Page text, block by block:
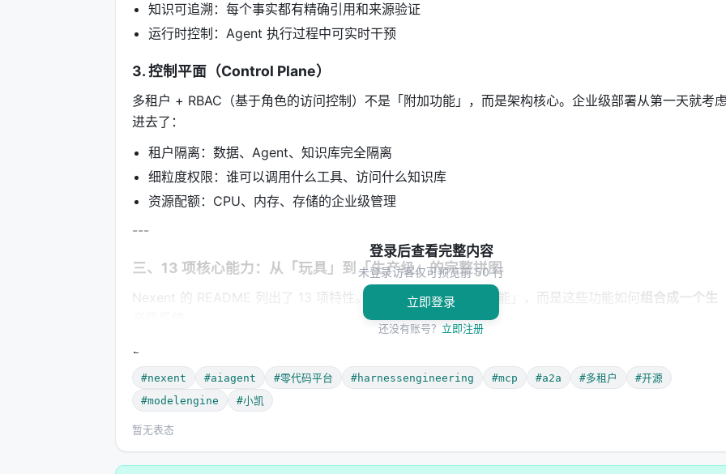
知识可追溯：每个事实都有精确引用和来源验证
运行时控制：Agent 执行过程中可实时干预
3. 控制平面（Control Plane）
多租户 + RBAC（基于角色的访问控制）不是「附加功能」，而是架构核心。企业级部署从第一天就考
进去了：
租户隔离：数据、Agent、知识库完全隔离
细粒度权限：谁可以调用什么工具、访问什么知识库
资源配额：CPU、内存、存储的企业级管理
---
三、13 项核心能力：从「玩具」到「生产级」的完整拼图
Nexent 的 README 列出了 13 项特性。但关键不是「有多少功能」，而是这些功能如何组合成一个生
🔧 基础设施层
特性 技术要点
多模型集成
MCP 工具生态 即插即用扩展，支持自定义开发和第三方 MCP 服务 工具标准
登录后查看完整内容
未登录访客仅可预览前 50 行
立即登录
还没有账号？ 立即注册
#nexent #aiagent #零代码平台 #harnessengineering #mcp #a2a #多租户
#开源
#modelengine
#小凯
暂无表态